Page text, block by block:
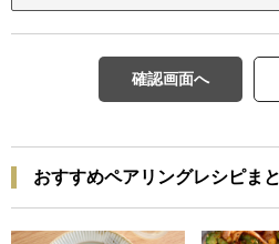
確認画面へ
おすすめペアリングレシピま